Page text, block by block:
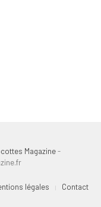
Magazine-
légales Contact